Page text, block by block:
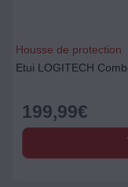
Housse de protection
Etui LOGITECH
199,99€